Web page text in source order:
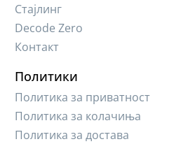
Стајлинг
Decode Zero
Контакт
Политики
Политика за приватност
Политика за колачиња
Политика за достава